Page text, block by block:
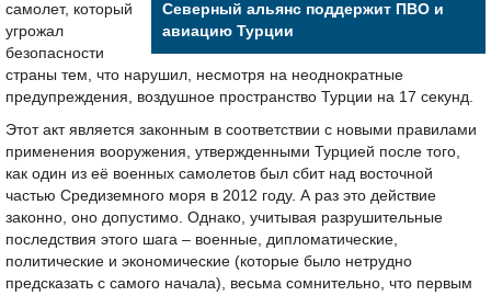
Северный альянс поддержит ПВО и
авиацию Турции
самолет, который
угрожал
безопасности
страны тем, что нарушил, несмотря на неоднократные
предупреждения, воздушное пространство Турции на 17 секунд.
Этот акт является законным в соответствии с новыми правилами
применения вооружения, утвержденными Турцией после того,
как один из её военных самолетов был сбит над восточной
частью Средиземного моря в 2012 году. А раз это действие
законно, оно допустимо. Однако, учитывая разрушительные
последствия этого шага – военные, дипломатические,
политические и экономические (которые было нетрудно
предсказать с самого начала), весьма сомнительно, что первым